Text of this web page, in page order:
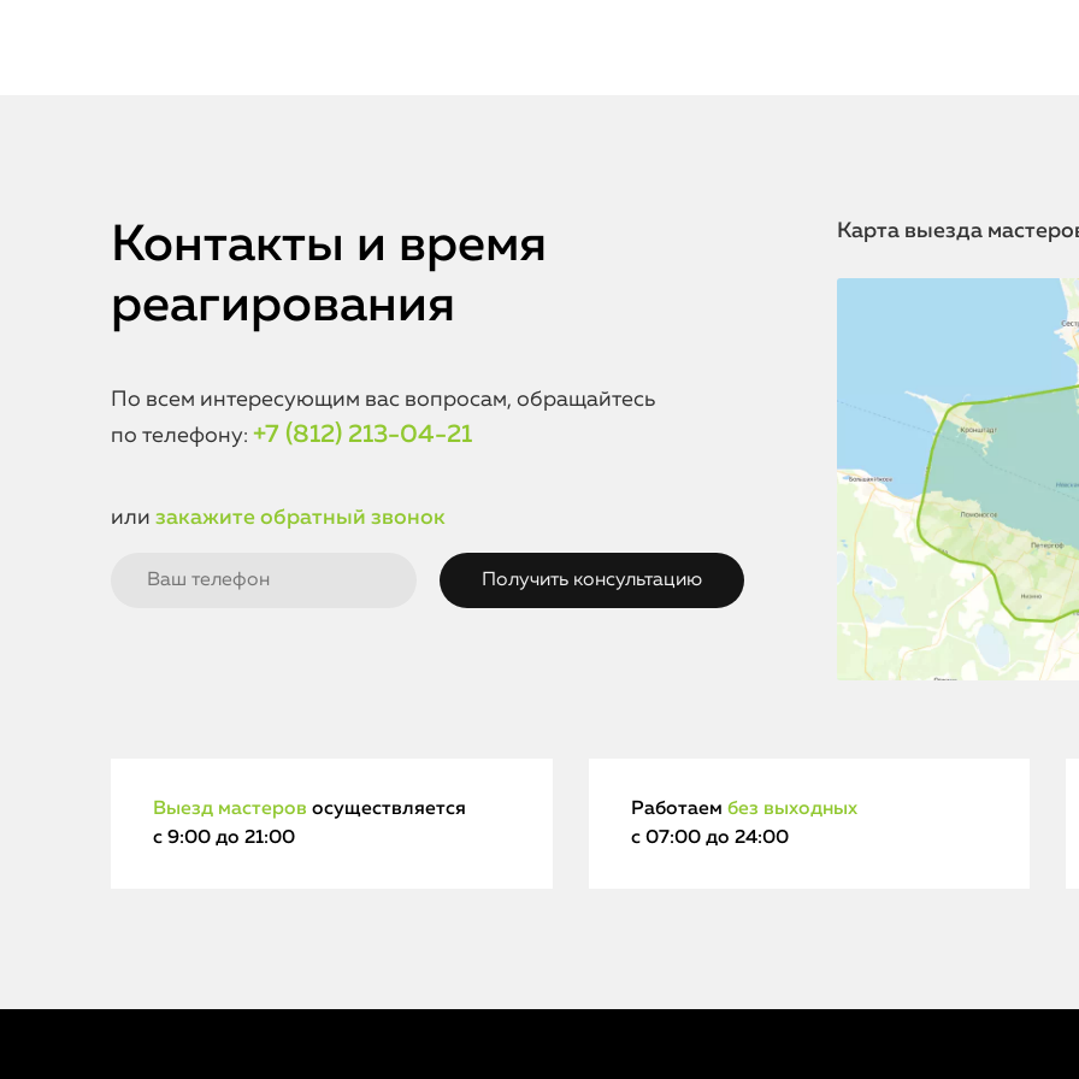
Контакты и время
реагирования
По всем интересующим вас вопросам, обращайтесь
по телефону: +7 (812) 213-04-21
или закажите обратный звонок
Карта выезда
Выезд мастеров осуществляется
с 9:00 до 21:00
Работаем без выходных
с 07:00 до 24:00